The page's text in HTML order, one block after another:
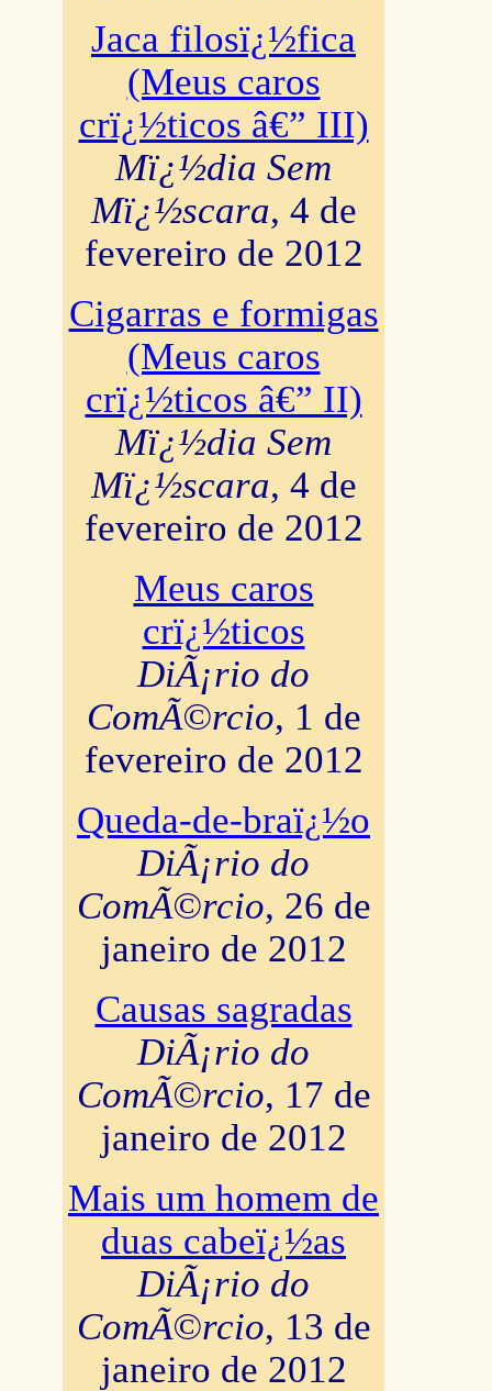
Jaca filosï¿½fica
(Meus caros
crï¿½ticos â€” III)
Mï¿½dia Sem
Mï¿½scara, 4 de
fevereiro de 2012
Cigarras e formigas
(Meus caros
crï¿½ticos â€” II)
Mï¿½dia Sem
Mï¿½scara, 4 de
fevereiro de 2012
Meus caros
crï¿½ticos
DiÃ¡rio do
ComÃ©rcio, 1 de
fevereiro de 2012
Queda-de-braï¿½o
DiÃ¡rio do
ComÃ©rcio, 26 de
janeiro de 2012
Causas sagradas
DiÃ¡rio do
ComÃ©rcio, 17 de
janeiro de 2012
Mais um homem de
duas cabeï¿½as
DiÃ¡rio do
ComÃ©rcio, 13 de
janeiro de 2012